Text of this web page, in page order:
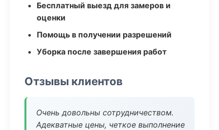
Бесплатный выезд для замеров и
оценки
Помощь в получении разрешений
Уборка после завершения работ
Отзывы клиентов
Очень довольны сотрудничеством.
Адекватные цены, четкое выполнение